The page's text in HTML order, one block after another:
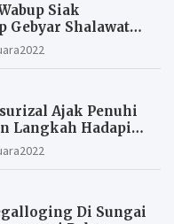
Siak
Gebyar Shalawat
nilai keagamaan
Ajak Penuhi
Langkah Hadapi
Di Sungai